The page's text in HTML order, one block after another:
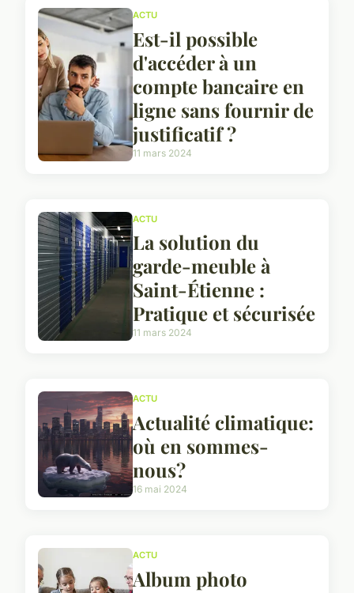
ACTU
Est-il possible
d'accéder à un
compte bancaire en
ligne sans fournir de
justificatif ?
11 mars 2024
ACTU
La solution du
garde-meuble à
Saint-Étienne :
Pratique et sécurisée
11 mars 2024
ACTU
Actualité climatique:
où en sommes-
nous?
16 mai 2024
ACTU
Album photo